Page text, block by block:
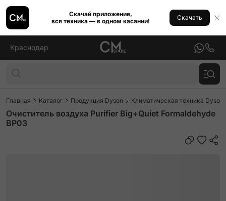
Скачай приложение,
вся техника — в одном касании!
Скачать
Краснодар
Главная Каталог Продукция Dyson Климатическая техника Dyson
Очиститель воздуха Purifier Big+Quiet Formaldehyde
BP03